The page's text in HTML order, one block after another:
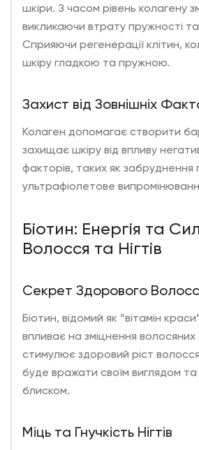
шкіри. З часом рівень колагену
викликаючи втрату пружності
Сприяючи регенерації клітин,
шкіру гладкою та пружною.
Захист від Зовнішніх
Колаген допомагає створити
захищає шкіру від впливу
факторів, таких як забруднення
ультрафіолетове
Біотин: Енергія та
Волосся та Нігтів
Секрет Здорового
Біотин, відомий як “вітамін
впливає на зміцнення волосяних
стимулює здоровий ріст
буде вражати своїм виглядом
блиском.
Міць та Гнучкість Нігтів